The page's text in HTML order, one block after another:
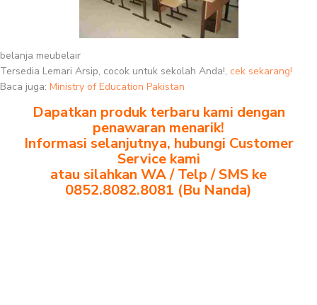
belanja meubelair
Tersedia Lemari Arsip, cocok untuk sekolah Anda!, cek sekarang!
Baca juga: Ministry of Education Pakistan
Dapatkan produk terbaru kami dengan
penawaran menarik!
Informasi selanjutnya, hubungi Customer
Service kami
atau silahkan WA / Telp / SMS ke
0852.8082.8081 (Bu Nanda)